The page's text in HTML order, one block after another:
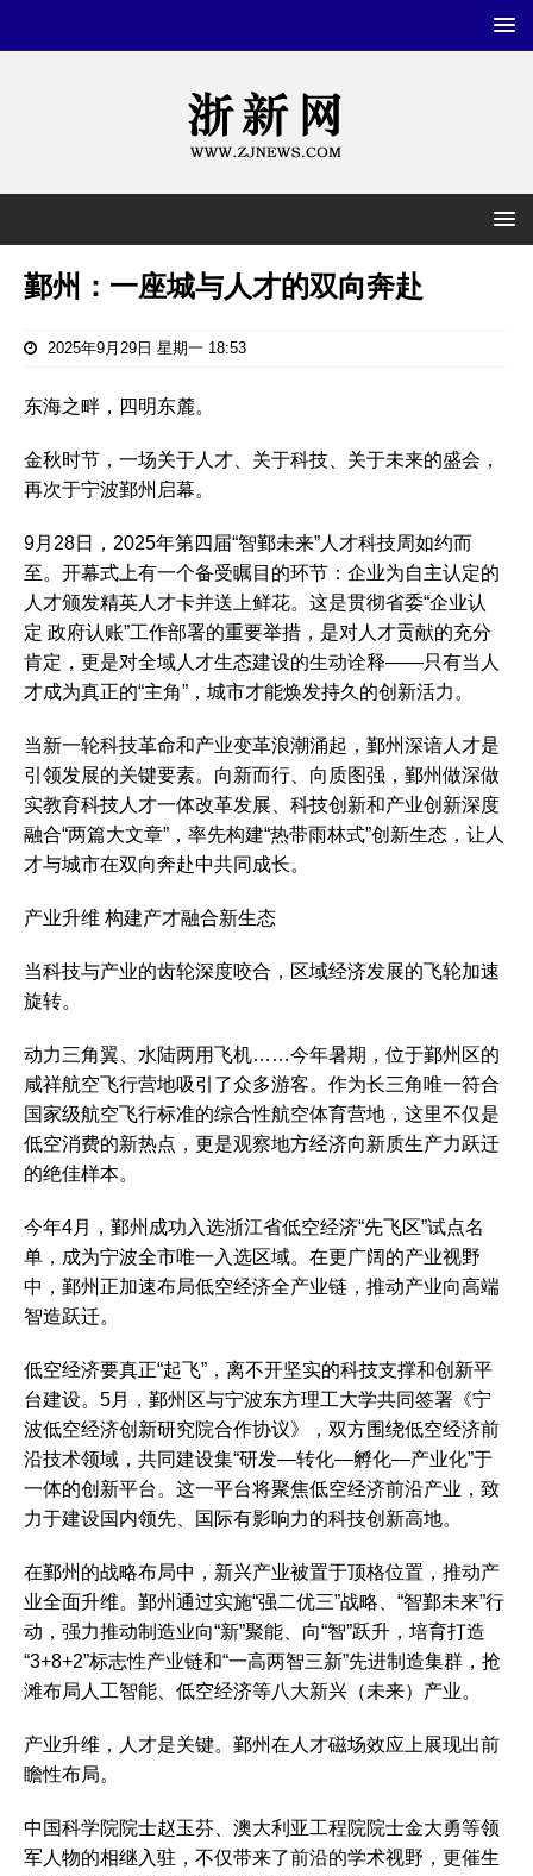
鄞州：一座城与人才的双向奔赴
2025年9月29日 星期一 18:53
东海之畔，四明东麓。
金秋时节，一场关于人才、关于科技、关于未来的盛会，
再次于宁波鄞州启幕。
9月28日，2025年第四届“智鄞未来”人才科技周如约而
至。开幕式上有一个备受瞩目的环节：企业为自主认定的
人才颁发精英人才卡并送上鲜花。这是贯彻省委“企业认
定 政府认账”工作部署的重要举措，是对人才贡献的充分
肯定，更是对全域人才生态建设的生动诠释——只有当人
才成为真正的“主角”，城市才能焕发持久的创新活力。
当新一轮科技革命和产业变革浪潮涌起，鄞州深谙人才是
引领发展的关键要素。向新而行、向质图强，鄞州做深做
实教育科技人才一体改革发展、科技创新和产业创新深度
融合“两篇大文章”，率先构建“热带雨林式”创新生态，让人
才与城市在双向奔赴中共同成长。
产业升维 构建产才融合新生态
当科技与产业的齿轮深度咬合，区域经济发展的飞轮加速
旋转。
动力三角翼、水陆两用飞机……今年暑期，位于鄞州区的
咸祥航空飞行营地吸引了众多游客。作为长三角唯一符合
国家级航空飞行标准的综合性航空体育营地，这里不仅是
低空消费的新热点，更是观察地方经济向新质生产力跃迁
的绝佳样本。
今年4月，鄞州成功入选浙江省低空经济“先飞区”试点名
单，成为宁波全市唯一入选区域。在更广阔的产业视野
中，鄞州正加速布局低空经济全产业链，推动产业向高端
智造跃迁。
低空经济要真正“起飞”，离不开坚实的科技支撑和创新平
台建设。5月，鄞州区与宁波东方理工大学共同签署《宁
波低空经济创新研究院合作协议》，双方围绕低空经济前
沿技术领域，共同建设集“研发—转化—孵化—产业化”于
一体的创新平台。这一平台将聚焦低空经济前沿产业，致
力于建设国内领先、国际有影响力的科技创新高地。
在鄞州的战略布局中，新兴产业被置于顶格位置，推动产
业全面升维。鄞州通过实施“强二优三”战略、“智鄞未来”行
动，强力推动制造业向“新”聚能、向“智”跃升，培育打造
“3+8+2”标志性产业链和“一高两智三新”先进制造集群，抢
滩布局人工智能、低空经济等八大新兴（未来）产业。
产业升维，人才是关键。鄞州在人才磁场效应上展现出前
瞻性布局。
中国科学院院士赵玉芬、澳大利亚工程院院士金大勇等领
军人物的相继入驻，不仅带来了前沿的学术视野，更催生